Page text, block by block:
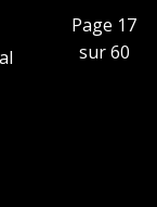
Page 17
sur 60